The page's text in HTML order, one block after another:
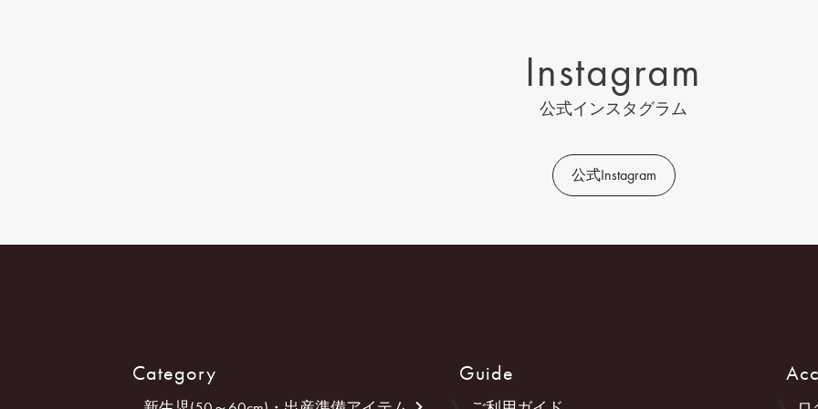
Instagram
公式インスタグラム
公式Instagram
Category Guide